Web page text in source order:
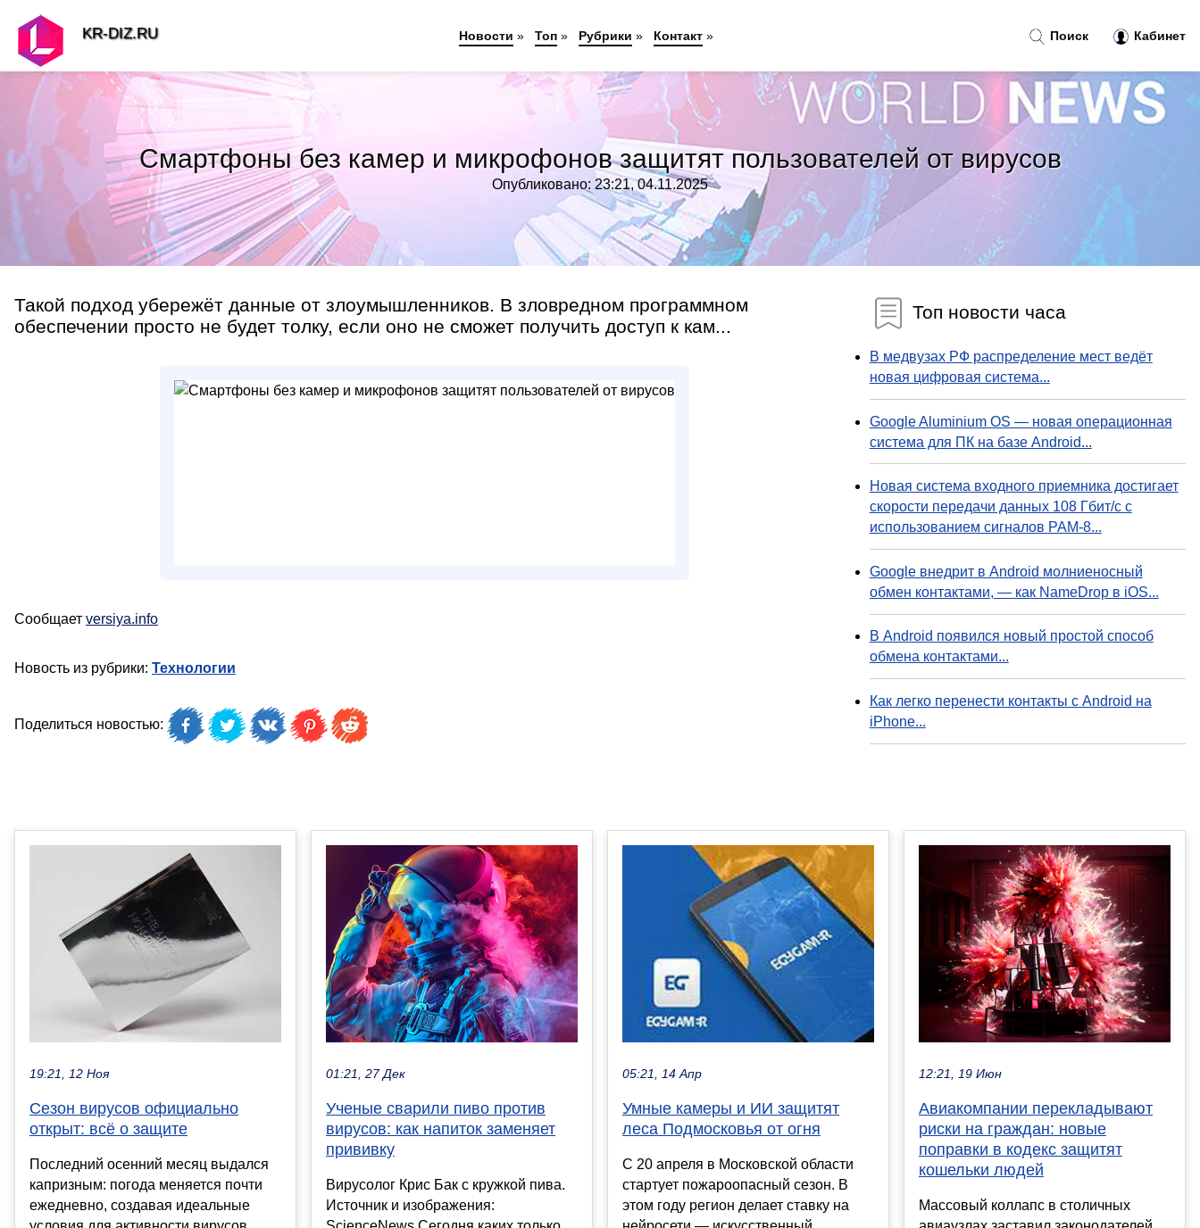
Смартфоны без камер и микрофонов защитят пользователей от вирусов
Опубликовано: 23:21, 04.11.2025
Такой подход убережёт данные от злоумышленников. В зловредном программном
обеспечении просто не будет толку, если оно не сможет получить доступ к кам...
Сообщает versiya.info
Новость из рубрики: Технологии
Поделиться новостью:
Топ новости часа
В медвузах РФ распределение мест ведёт
новая цифровая система...
Google Aluminium OS — новая операционная
система для ПК на базе Android...
Новая система входного приемника достигает
скорости передачи данных 108 Гбит/с с
использованием сигналов PAM-8...
Google внедрит в Android молниеносный
обмен контактами, — как NameDrop в iOS...
В Android появился новый простой способ
обмена контактами...
Как легко перенести контакты с Android на
iPhone...
19:21, 12 Ноя
Сезон вирусов официально
открыт: всё о защите
Последний осенний месяц выдался
капризным: погода меняется почти
ежедневно, создавая идеальные
01:21, 27 Дек
Ученые сварили пиво против
вирусов: как напиток заменяет
прививку
Вирусолог Крис Бак с кружкой пива.
Источник и изображения:
05:21, 14 Апр
Умные камеры и ИИ защитят
леса Подмосковья от огня
С 20 апреля в Московской области
стартует пожароопасный сезон. В
этом году регион делает ставку на
12:21, 19 Июн
Авиакомпании перекладывают
риски на граждан: новые
поправки в кодекс защитят
кошельки людей
Массовый коллапс в столичных
Поиск Кабинет
KR-DIZ.RU Новости » Топ » Рубрики » Контакт »